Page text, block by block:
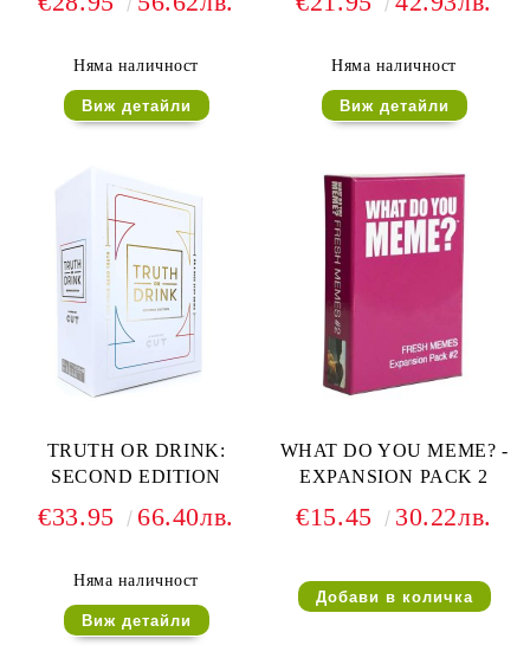
Няма наличност
Виж детайли
Няма наличност
Виж детайли
TRUTH OR DRINK:
SECOND EDITION
€33.95 66.40лв.
Няма наличност
Виж детайли
WHAT DO YOU MEME? -
EXPANSION PACK 2
€15.45 30.22лв.